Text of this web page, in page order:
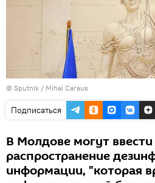
© Sputnik / Mihai Caraus
Подписаться
В Молдове могут
распространение
информации, "которая